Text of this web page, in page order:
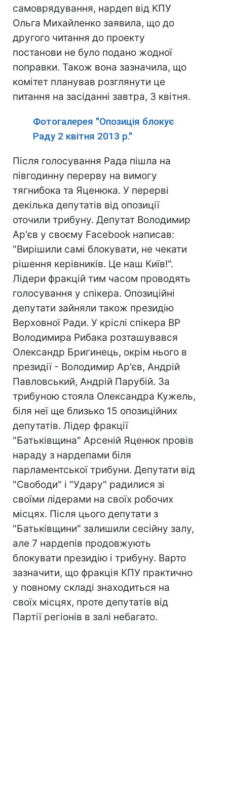
самоврядування, нардеп від КПУ
Ольга Михайленко заявила, що до
другого читання до проекту
постанови не було подано жодної
поправки. Також вона зазначила, що
комітет планував розглянути це
питання на засіданні завтра, 3 квітня.
Фотогалерея "Опозиція блокує
Раду 2 квітня 2013 р."
Після голосування Рада пішла на
півгодинну перерву на вимогу
тягнибока та Яценюка. У перерві
декілька депутатів від опозиції
оточили трибуну. Депутат Володимир
Ар'єв у своєму Facebook написав:
"Вирішили самі блокувати, не чекати
рішення керівників. Це наш Київ!".
Лідери фракцій тим часом проводять
голосування у спікера. Опозиційні
депутати зайняли також президію
Верховної Ради. У кріслі спікера ВР
Володимира Рибака розташувався
Олександр Бригинець, окрім нього в
президії - Володимир Ар'єв, Андрій
Павловський, Андрій Парубій. За
трибуною стояла Олександра Кужель,
біля неї ще близько 15 опозиційних
депутатів. Лідер фракції
"Батьківщина" Арсеній Яценюк провів
нараду з нардепами біля
парламентської трибуни. Депутати від
"Свободи" і "Удару" радилися зі
своїми лідерами на своїх робочих
місцях. Після цього депутати з
"Батьківщини" залишили сесійну залу,
але 7 нардепів продовжують
блокувати президію і трибуну. Варто
зазначити, що фракція КПУ практично
у повному складі знаходиться на
своїх місцях, проте депутатів від
Партії регіонів в залі небагато.